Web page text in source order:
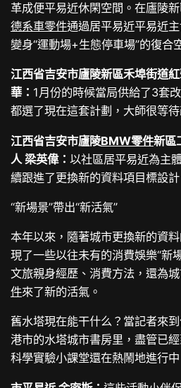
革成便平易近休閑空間。在廬陵新
德系車零件通過居平易近平易近
變身“運動場+生態停車場”的復合
江西省吉安市廬陵新區禾埠街道
華： 1月份的時候當局供給了3套
都選了現在這套計劃，大師很等
江西省吉安市廬陵BMW零件新區
人 梁英偉：以社區居平易近為主
續跟進了更換新的資料項目標設
“新場景”帶出“新活氣”
本年以來，隨著城市更換新的資
現了一些以往未有的消費娛樂“新
文旅親身經歷、消費方法，還為
件來了新的活氣。
舊水塔現在能干什么？當記者來
港市的水塔城市書房里，盡管已
科學實驗小課堂還在熱鬧地進行中